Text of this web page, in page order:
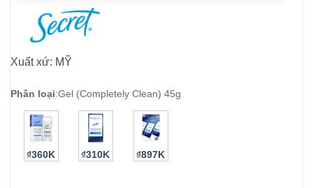
Xuất xứ: MỸ
Phân loại:Gel (Completely Clean) 45g
₫360K ₫310K ₫897K